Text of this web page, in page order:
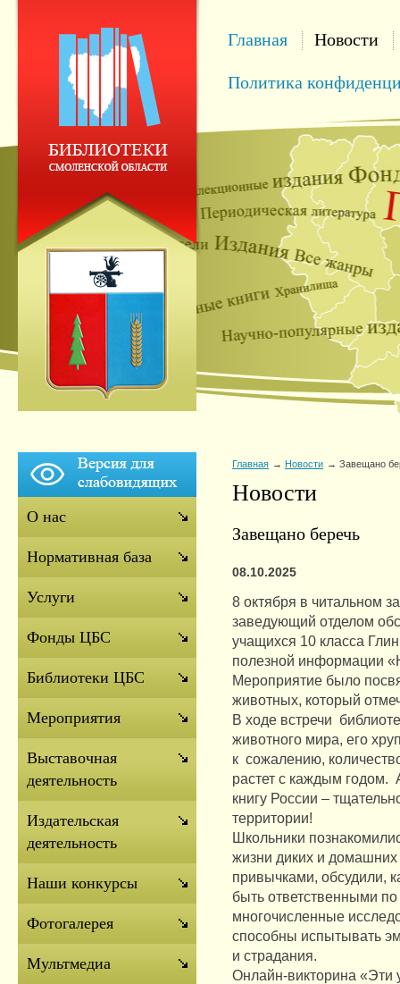
Главная Новости
Политика
Главная Новости Завещано
Новости
Завещано беречь
08.10.2025
8 октября в читальном
заведующий отделом
учащихся 10 класса
полезной информации
Мероприятие было
животных, который
В ходе встречи
животного мира, его
к сожалению,
растет с каждым
книгу России –
территории!
Школьники
жизни диких и
привычками, обсудили,
быть ответственными
многочисленные
способны испытывать
и страдания.
Онлайн-викторина «Эти
О нас
Нормативная база
Услуги
Фонды ЦБС
Библиотеки ЦБС
Мероприятия
Выставочная
деятельность
Издательская
деятельность
Наши конкурсы
Фотогалерея
Мультмедиа